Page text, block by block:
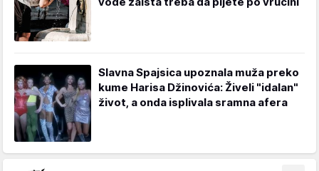
Slavna Spajsica upoznala muža preko
kume Harisa Džinovića: Živeli "idalan"
život, a onda isplivala sramna afera